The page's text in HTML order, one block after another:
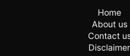
Home
About us
Contact
Disclaimer